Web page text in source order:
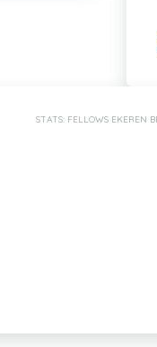
STATS: FELLOWS EKEREN